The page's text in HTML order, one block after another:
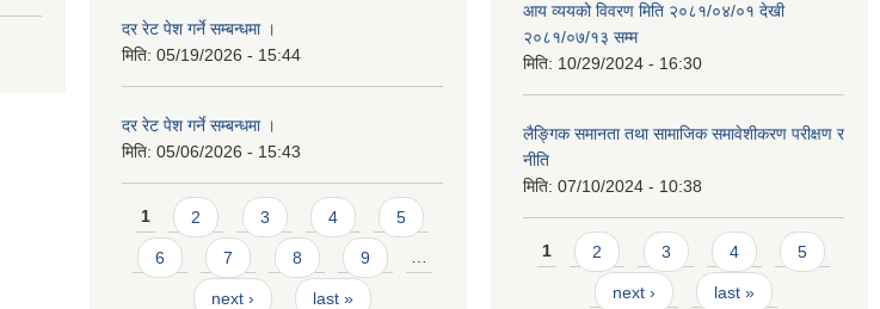
दर रेट पेश गर्ने सम्बन्धमा ।
मिति: 05/19/2026 - 15:44
दर रेट पेश गर्ने सम्बन्धमा ।
मिति: 05/06/2026 - 15:43
Pages
1 2 3 4 5
6 7 8 9 …
next › last »
आय व्ययको विवरण मिति २०८१/०४/०१ देखी
२०८१/०७/१३ सम्म
मिति: 10/29/2024 - 16:30
लैङ्गिक समानता तथा सामाजिक समावेशीकरण परीक्षण र
नीति
मिति: 07/10/2024 - 10:38
Pages
1 2 3 4 5
next › last »